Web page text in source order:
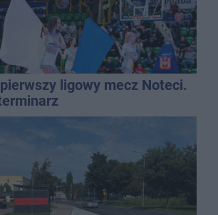
ligowy mecz Noteci.